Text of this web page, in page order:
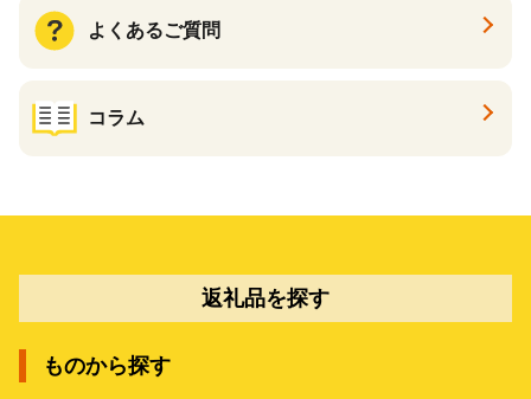
よくあるご質問
コラム
返礼品を探す
ものから探す